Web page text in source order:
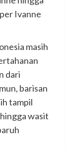
Ivanne
masih
dari
barisan
tampil
wasit